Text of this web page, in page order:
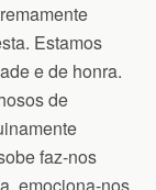
Estamos
e de honra.
de
faz-nos